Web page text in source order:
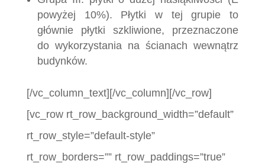
powyżej 10%). Płytki w tej grupie to
głównie płytki szkliwione, przeznaczone
do wykorzystania na ścianach wewnątrz
budynków.
[/vc_column_text][/vc_column][/vc_row]
[vc_row rt_row_background_width=”default”
rt_row_style=”default-style”
rt_row_borders=”” rt_row_paddings=”true”